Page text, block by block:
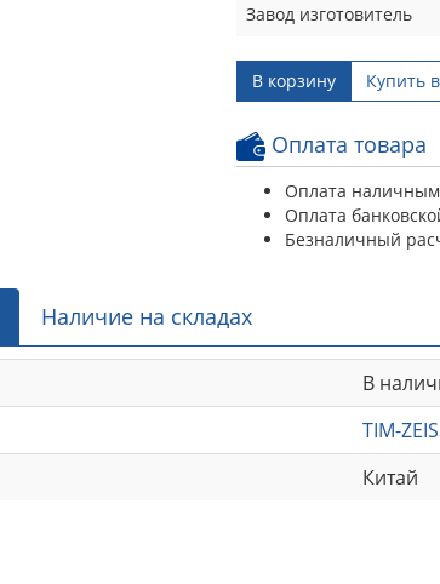
Завод изготовитель
В корзину Купить
Оплата товара
Оплата
Оплата
Безналичный
Наличие на складах
В
TIM-
Китай